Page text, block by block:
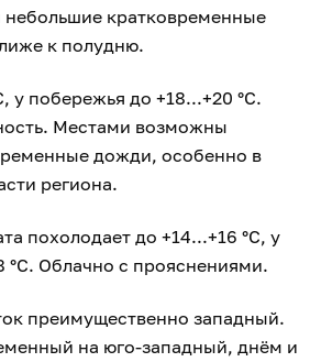
кратковременные
к полудню.
у побережья до +18...+20 °C.
Местами возможны
дожди, особенно в
региона.
похолодает до +14...+16 °C, у
°C. Облачно с прояснениями.
преимущественно западный.
на юго-западный, днём и